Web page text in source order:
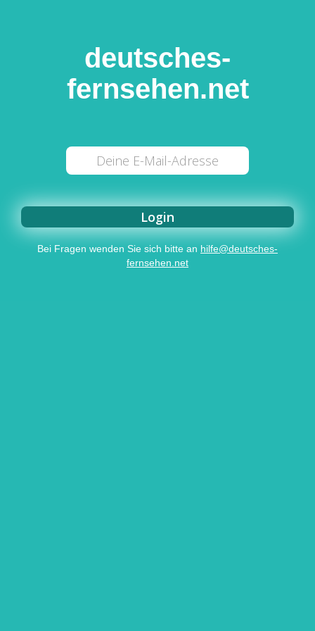
deutsches-
fernsehen.net
Bei Fragen wenden Sie sich bitte an hilfe@deutsches-
fernsehen.net